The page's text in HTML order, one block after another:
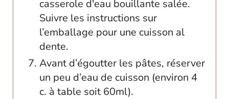
casserole d'eau bouillante salée.
Suivre les instructions sur
l’emballage pour une cuisson al
dente.
Avant d’égoutter les pâtes, réserver
un peu d’eau de cuisson (environ 4
c. à table soit 60ml).